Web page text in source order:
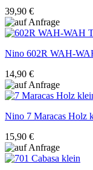
39,90 €
Nino 602R WAH-
14,90 €
Nino 7 Maracas Holz
15,90 €